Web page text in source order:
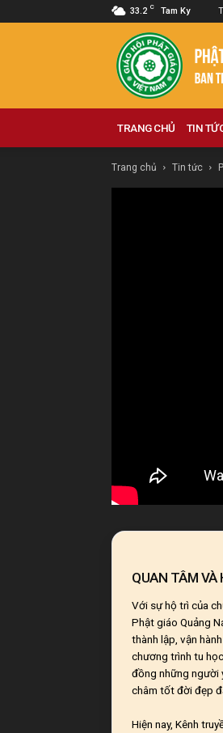
33.2 C Tam Ky
Phật
giáo
Quảng
Nam
TRANG CHỦ TIN
Trang chủ Tin tức
QUAN TÂM VÀ
Với sự hộ trì của
Phật giáo Quảng
thành lập, vận
chương trình tu
đồng những người
châm tốt đời đẹp
Hiện nay, Kênh